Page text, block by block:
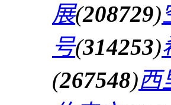
展(208729)
号(314253)
(267548)西